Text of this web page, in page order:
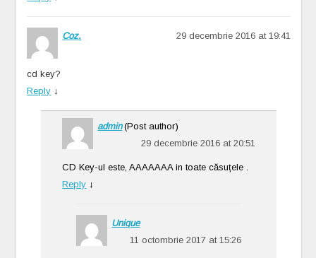
Coz. 29 decembrie 2016 at 19:41
cd key?
Reply ↓
admin (Post author)
29 decembrie 2016 at 20:51
CD Key-ul este, AAAAAAA in toate căsuțele .
Reply ↓
Unique
11 octombrie 2017 at 15:26